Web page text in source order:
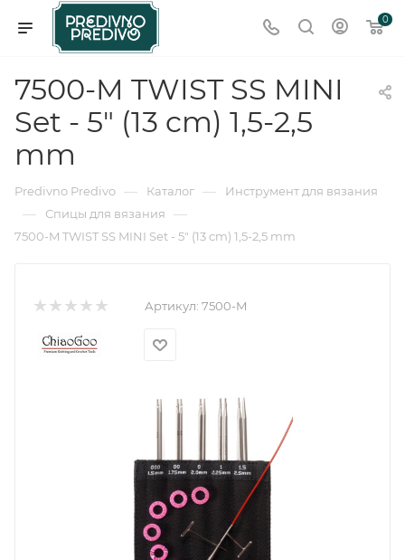
0
7500-M TWIST SS MINI
Set - 5" (13 cm) 1,5-2,5
mm
Predivno Predivo — Каталог — Инструмент для вязания
— Спицы для вязания —
7500-M TWIST SS MINI Set - 5" (13 cm) 1,5-2,5 mm
Артикул: 7500-M